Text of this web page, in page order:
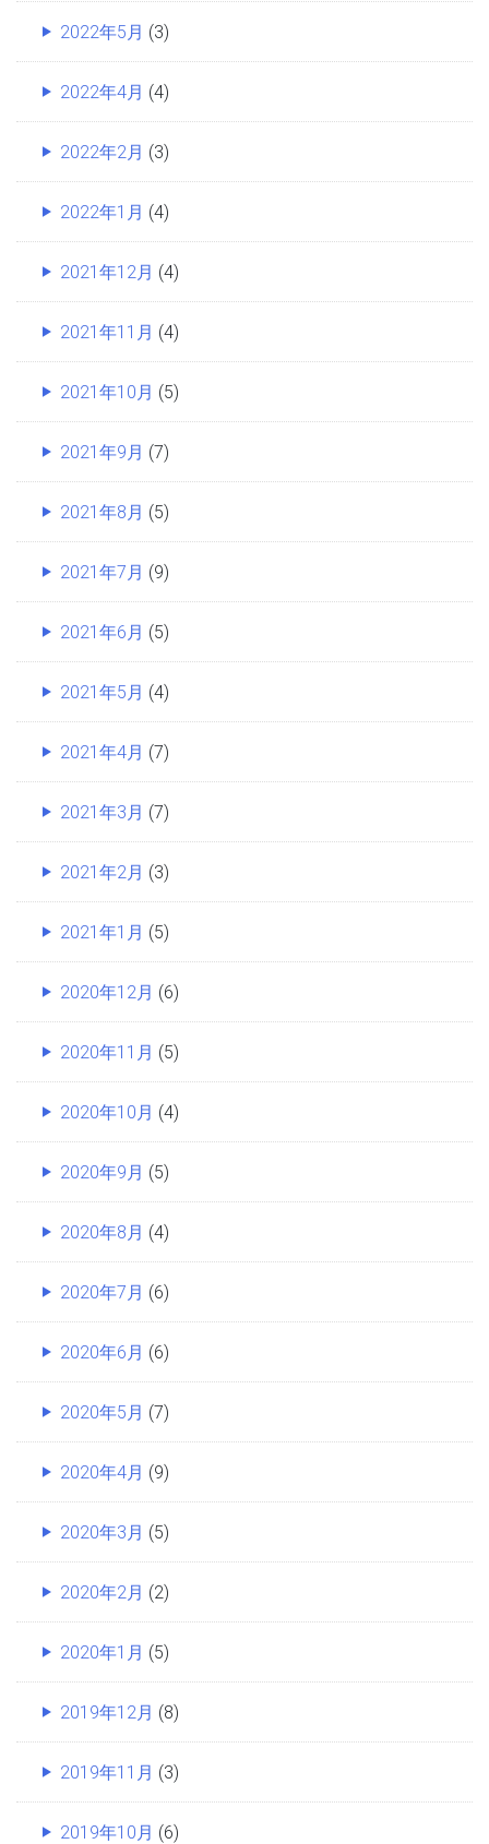
2022年5月 (3)
2022年4月 (4)
2022年2月 (3)
2022年1月 (4)
2021年12月 (4)
2021年11月 (4)
2021年10月 (5)
2021年9月 (7)
2021年8月 (5)
2021年7月 (9)
2021年6月 (5)
2021年5月 (4)
2021年4月 (7)
2021年3月 (7)
2021年2月 (3)
2021年1月 (5)
2020年12月 (6)
2020年11月 (5)
2020年10月 (4)
2020年9月 (5)
2020年8月 (4)
2020年7月 (6)
2020年6月 (6)
2020年5月 (7)
2020年4月 (9)
2020年3月 (5)
2020年2月 (2)
2020年1月 (5)
2019年12月 (8)
2019年11月 (3)
2019年10月 (6)